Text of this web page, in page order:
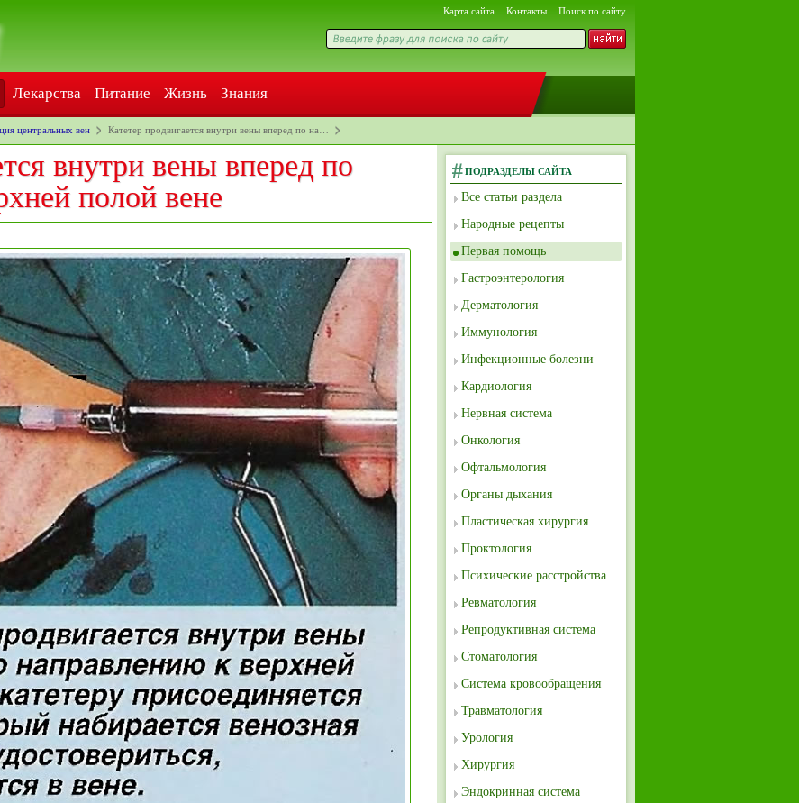
Карта сайта Контакты Поиск по сайту
Лекарства Питание Жизнь Знания
центральных вен Катетер продвигается внутри вены вперед по на…
внутри вены вперед по
полой вене
ПОДРАЗДЕЛЫ САЙТА
Все статьи раздела
Народные рецепты
Первая помощь
Гастроэнтерология
Дерматология
Иммунология
Инфекционные болезни
Кардиология
Нервная система
Онкология
Офтальмология
Органы дыхания
Пластическая хирургия
Проктология
Психические расстройства
Ревматология
Репродуктивная система
Стоматология
Система кровообращения
Травматология
Урология
Хирургия
Эндокринная система